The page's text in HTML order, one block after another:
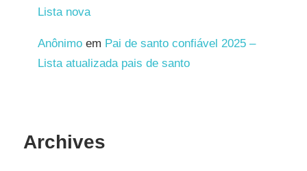
Lista nova
Anônimo em Pai de santo confiável 2025 –
Lista atualizada pais de santo
Archives